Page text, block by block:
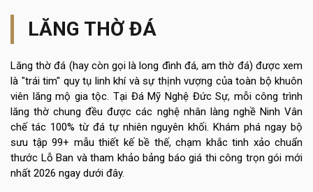
LĂNG THỜ ĐÁ
Lăng thờ đá (hay còn gọi là long đình đá, am thờ đá) được xem
là "trái tim" quy tụ linh khí và sự thịnh vượng của toàn bộ khuôn
viên lăng mộ gia tộc. Tại Đá Mỹ Nghệ Đức Sự, mỗi công trình
lăng thờ chung đều được các nghệ nhân làng nghề Ninh Vân
chế tác 100% từ đá tự nhiên nguyên khối. Khám phá ngay bộ
sưu tập 99+ mẫu thiết kế bề thế, chạm khắc tinh xảo chuẩn
thước Lỗ Ban và tham khảo bảng báo giá thi công trọn gói mới
nhất 2026 ngay dưới đây.